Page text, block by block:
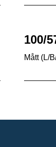
100/
Mått (L/